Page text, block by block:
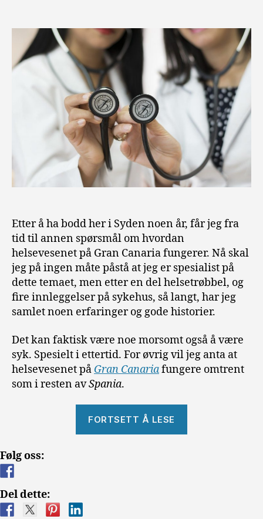
Etter å ha bodd her i Syden noen år, får jeg fra
tid til annen spørsmål om hvordan
helsevesenet på Gran Canaria fungerer. Nå skal
jeg på ingen måte påstå at jeg er spesialist på
dette temaet, men etter en del helsetrøbbel, og
fire innleggelser på sykehus, så langt, har jeg
samlet noen erfaringer og gode historier.
Det kan faktisk være noe morsomt også å være
syk. Spesielt i ettertid. For øvrig vil jeg anta at
helsevesenet på Gran Canariafungere omtrent
som i resten avSpania.
FORTSETT Å LESE
Følg oss:
Del dette: